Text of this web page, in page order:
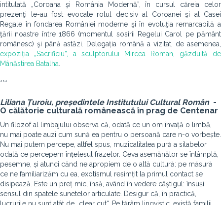
intitulată „Coroana şi România Modernă”, în cursul căreia celor
prezenţi le-au fost evocate rolul decisiv al Coroanei şi al Casei
Regale în fondarea României moderne şi în evoluţia remarcabilă a
ţării noastre între 1866 (momentul sosirii Regelui Carol pe pământ
românesc) şi până astăzi. Delegația română a vizitat, de asemenea,
expoziția „Sacrificiu”, a sculptorului Mircea Roman, găzduită de
Mânăstirea Batalha
***
Liliana Țuroiu, președintele Institutului Cultural Român -
O călătorie culturală românească în prag de Centenar
Un filozof al limbajului observa că, odată ce un om învață o limbă,
nu mai poate auzi cum sună ea pentru o persoană care n-o vorbește.
Nu mai putem percepe, altfel spus, muzicalitatea pură a silabelor
odată ce percepem înțelesul frazelor. Ceva asemănător se întâmplă,
pesemne, și atunci cănd ne apropiem de o altă cultură: pe măsură
ce ne familiarizăm cu ea, exotismul resimțit la primul contact se
disipează. Este un preț mic, însă, având în vedere câștigul: însuși
sensul din spatele sunetelor articulate. Desigur că, în practică,